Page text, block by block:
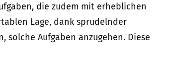
die zudem mit erheblichen
Lage, dank sprudelnder
solche Aufgaben anzugehen. Diese